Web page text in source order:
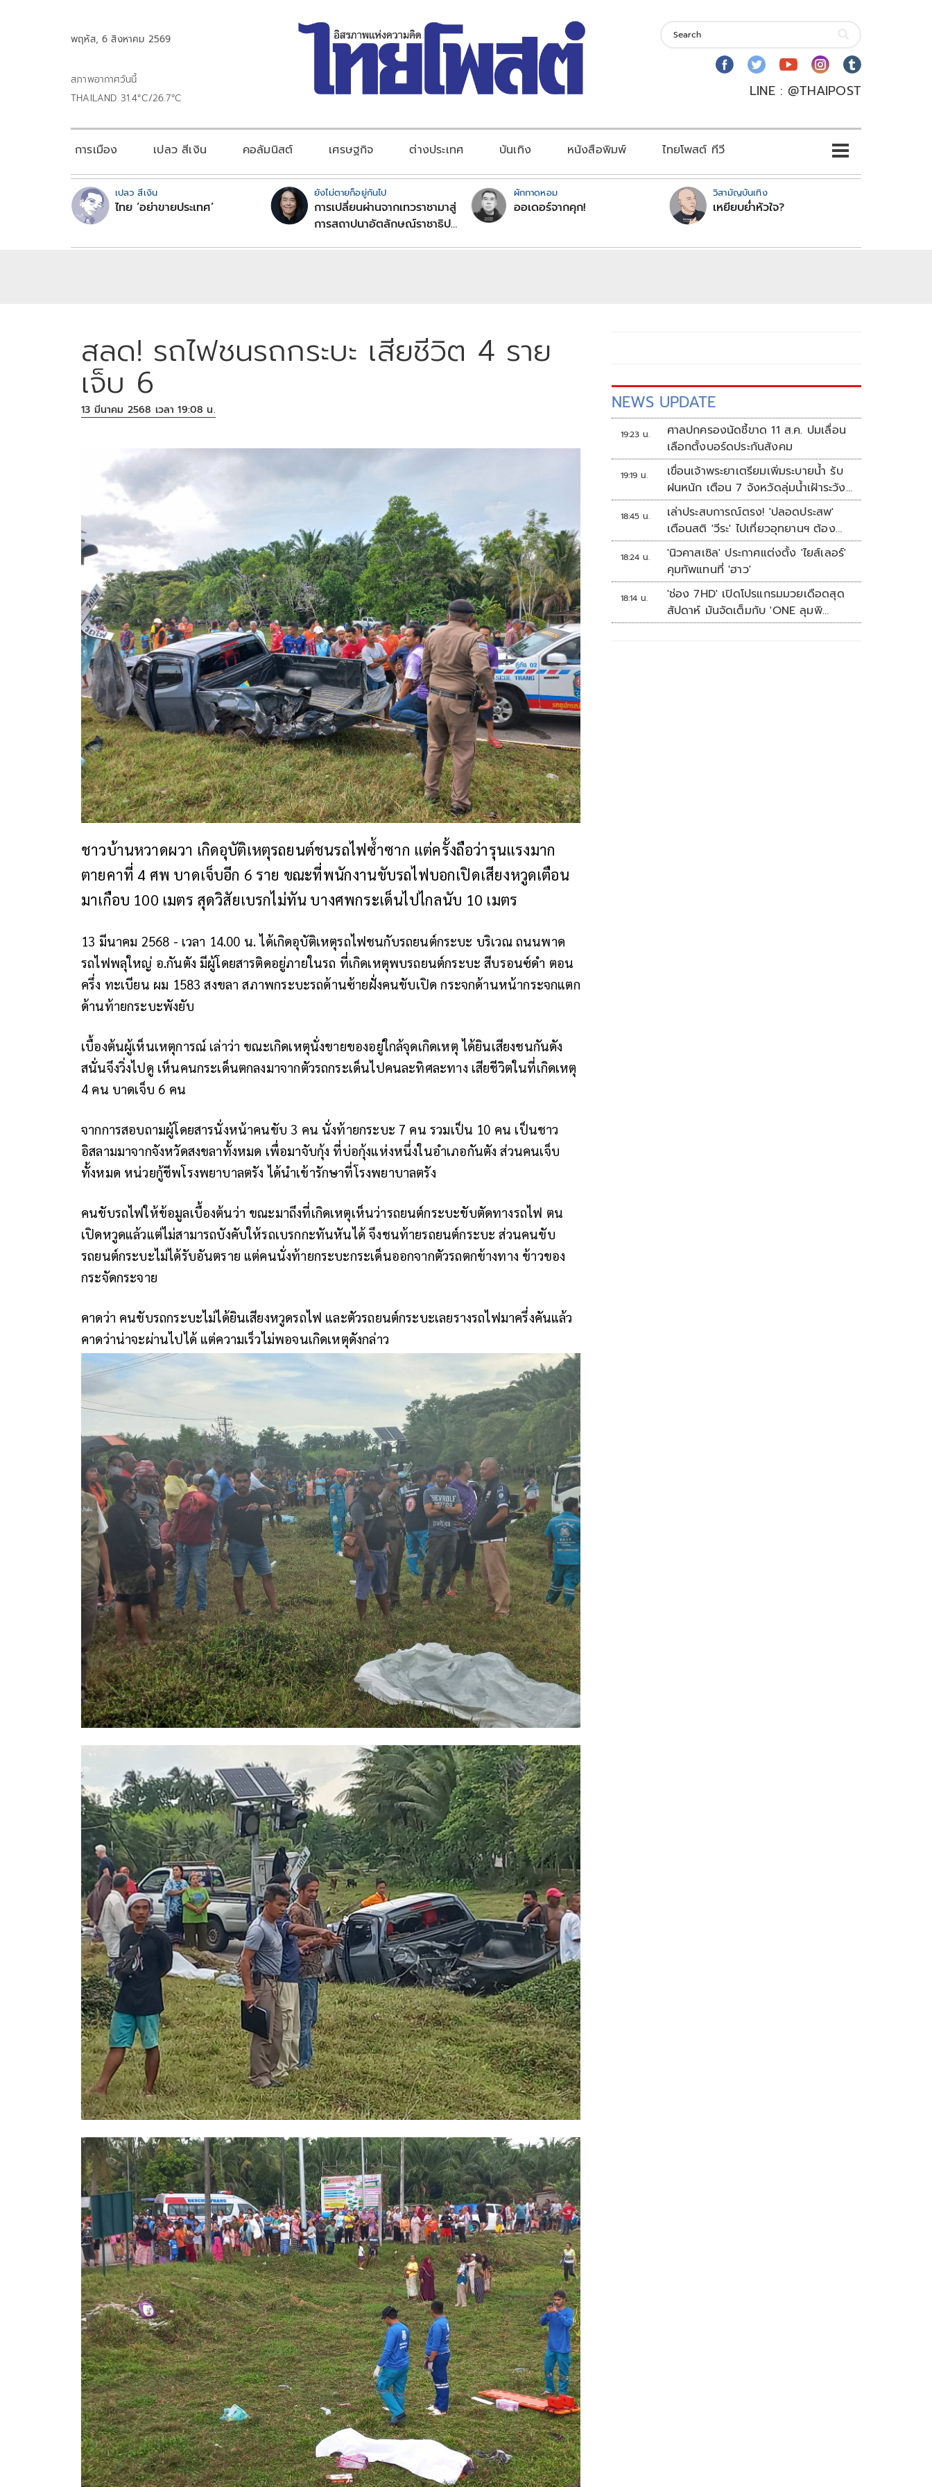
พฤหัส, 6 สิงหาคม 2569
สภาพอากาศวันนี้
THAILAND 31.4°C/26.7°C
LINE : @THAIPOST
การเมือง เปลว สีเงิน คอลัมนิสต์ เศรษฐกิจ ต่างประเทศ บันเทิง หนังสือพิมพ์ ไทยโพสต์ ทีวี
เปลว สีเงิน
ไทย ‘อย่าขายประเทศ’
ยังไม่ตายก็อยู่กันไป
การเปลี่ยนผ่านจากเทวราชามาสู่
การสถาปนาอัตลักษณ์ราชาธิป
ผักกาดหอม
ออเดอร์จากคุก!
วิสามัญบันเทิง
เหยียบย่ำหัวใจ?
สลด! รถไฟชนรถกระบะ เสียชีวิต 4 ราย
เจ็บ 6
13 มีนาคม 2568 เวลา 19:08 น.
ชาวบ้านหวาดผวา เกิดอุบัติเหตุรถยนต์ชนรถไฟซ้ำซาก แต่ครั้งถือว่ารุนแรงมาก
ตายคาที่ 4 ศพ บาดเจ็บอีก 6 ราย ขณะที่พนักงานขับรถไฟบอกเปิดเสียงหวูดเตือน
มาเกือบ 100 เมตร สุดวิสัยเบรกไม่ทัน บางศพกระเด็นไปไกลนับ 10 เมตร
13 มีนาคม 2568 - เวลา 14.00 น. ได้เกิดอุบัติเหตุรถไฟชนกับรถยนต์กระบะ บริเวณ ถนนพาด
รถไฟพลุใหญ่ อ.กันตัง มีผู้โดยสารติดอยู่ภายในรถ ที่เกิดเหตุพบรถยนต์กระบะ สีบรอนซ์ดำ ตอน
ครึ่ง ทะเบียน ผม 1583 สงขลา สภาพกระบะรถด้านซ้ายฝั่งคนขับเปิด กระจกด้านหน้ากระจกแตก
ด้านท้ายกระบะพังยับ
เบื้องต้นผู้เห็นเหตุการณ์ เล่าว่า ขณะเกิดเหตุนั่งขายของอยู่ใกล้จุดเกิดเหตุ ได้ยินเสียงชนกันดัง
สนั่นจึงวิ่งไปดู เห็นคนกระเด็นตกลงมาจากตัวรถกระเด็นไปคนละทิศละทาง เสียชีวิตในที่เกิดเหตุ
4 คน บาดเจ็บ 6 คน
จากการสอบถามผู้โดยสารนั่งหน้าคนขับ 3 คน นั่งท้ายกระบะ 7 คน รวมเป็น 10 คน เป็นชาว
อิสลามมาจากจังหวัดสงขลาทั้งหมด เพื่อมาจับกุ้ง ที่บ่อกุ้งแห่งหนึ่งในอำเภอกันตัง ส่วนคนเจ็บ
ทั้งหมด หน่วยกู้ชีพโรงพยาบาลตรัง ได้นำเข้ารักษาที่โรงพยาบาลตรัง
คนขับรถไฟให้ข้อมูลเบื้องต้นว่า ขณะมาถึงที่เกิดเหตุเห็นว่ารถยนต์กระบะขับตัดทางรถไฟ ตน
เปิดหวูดแล้วแต่ไม่สามารถบังคับให้รถเบรกกะทันหันได้ จึงชนท้ายรถยนต์กระบะ ส่วนคนขับ
รถยนต์กระบะไม่ได้รับอันตราย แต่คนนั่งท้ายกระบะกระเด็นออกจากตัวรถตกข้างทาง ข้าวของ
กระจัดกระจาย
คาดว่า คนขับรถกระบะไม่ได้ยินเสียงหวูดรถไฟ และตัวรถยนต์กระบะเลยรางรถไฟมาครึ่งคันแล้ว
คาดว่าน่าจะผ่านไปได้ แต่ความเร็วไม่พอจนเกิดเหตุดังกล่าว
NEWS UPDATE
19:23 น.
ศาลปกครองนัดชี้ขาด 11 ส.ค. ปมเลื่อน
เลือกตั้งบอร์ดประกันสังคม
19:19 น.
เขื่อนเจ้าพระยาเตรียมเพิ่มระบายน้ำ รับ
ฝนหนัก เตือน 7 จังหวัดลุ่มน้ำเฝ้าระวัง
ระดับน้ำสูงขึ้น
18:45 น.
เล่าประสบการณ์ตรง! 'ปลอดประสพ'
เตือนสติ 'วีระ' ไปเที่ยวอุทยานฯ ต้อง
ยอมรับธรรมชาติดิบๆให้ได้
18:24 น.
'นิวคาสเซิล' ประกาศแต่งตั้ง 'ไยส์เลอร์'
คุมทัพแทนที่ 'ฮาว'
18:14 น.
'ช่อง 7HD' เปิดโปรแกรมมวยเดือดสุด
สัปดาห์ มันจัดเต็มกับ 'ONE ลุมพิ
นี 165-มวยไทย 7 สี'